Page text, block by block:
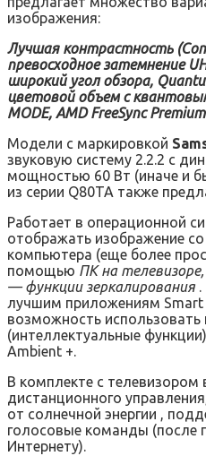
изображения:
Лучшая контрастность
превосходное затемнение
широкий угол обзора,
цветовой объем с
MODE, AMD FreeSync
Модели с маркировкой
звуковую систему 2.2.2 с
мощностью 60 Вт (иначе и
из серии Q80TA также
Работает в операционной
отображать изображение
компьютера (еще более
помощью ПК на
— функции зеркалирования.
лучшим приложениям Smart
возможность
(интеллектуальные
Ambient +.
В комплекте с телевизором
дистанционного
от солнечной энергии ,
голосовые команды (после
Интернету).